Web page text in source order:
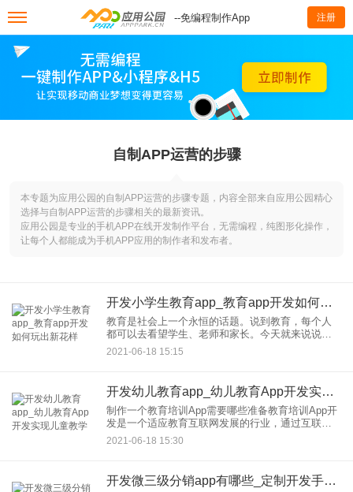
--免编程制作App 注册
自制APP运营的步骤
本专题为应用公园的自制APP运营的步骤专题，内容全部来自应用公园精心
选择与自制APP运营的步骤相关的最新资讯。
应用公园是专业的手机APP在线开发制作平台，无需编程，纯图形化操作，
让每个人都能成为手机APP应用的制作者和发布者。
开发小学生教育app_教育app开发如何玩出新花样
教育是社会上一个永恒的话题。说到教育，每个人
都可以去看望学生、老师和家长。今天就来说说如
何玩教育App。目前，教育学生的申请主要针对学生
的作业，引导和延伸学生的课后作业。优秀的申请
2021-06-18 15:15
开发幼儿教育app_幼儿教育App开发实现儿童教学
制作一个教育培训App需要哪些准备教育培训App开
发是一个适应教育互联网发展的行业，通过互联网
从教育获取资源是现代用户的学习习惯。一个好的
应用可以给用户带来良好的教育体验，从而留住用
2021-06-18 15:30
开发微三级分销app有哪些_定制开发手机APP对餐饮企业的发展有哪些帮助